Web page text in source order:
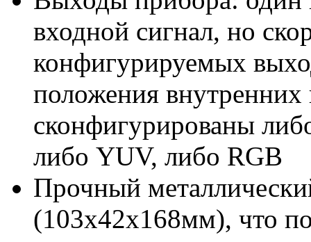
входной сигнал, но
конфигурируемых
положения
сконфигурированы
либо YUV, либо RGB
Прочный
(103х42х168мм), что